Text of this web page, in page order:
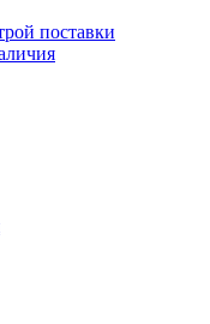
поставки